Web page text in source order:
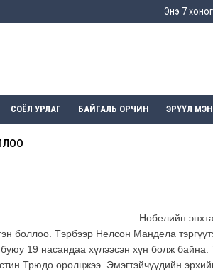
Энэ 7
СОЁЛ УРЛАГ БАЙГАЛЬ ОРЧИН ЭРҮҮЛ
Нобелийн
боллоо. Тэрбээр Нелсон Мандела
19 насандаа хүлээсэн хүн болж байна.
Трюдо оролцжээ. Эмэгтэйчүүдийн